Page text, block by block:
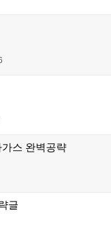
스 완벽공략
글